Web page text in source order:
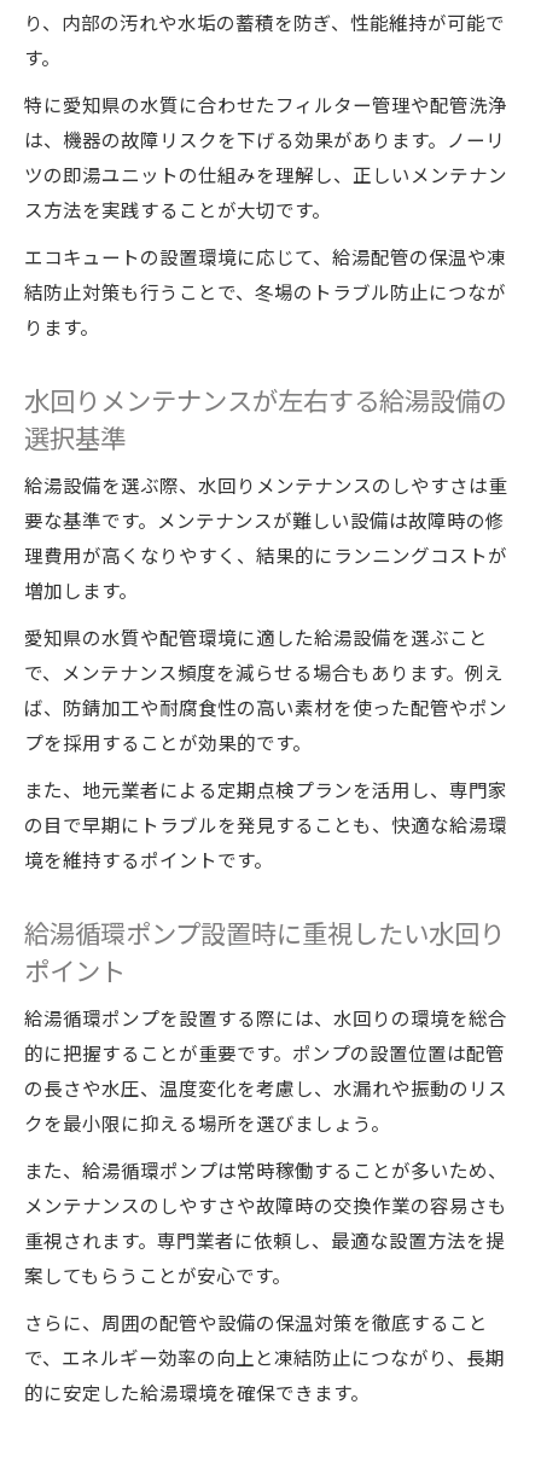
り、内部の汚れや水垢の蓄積を防ぎ、性能維持が可能で
す。
特に愛知県の水質に合わせたフィルター管理や配管洗浄
は、機器の故障リスクを下げる効果があります。ノーリ
ツの即湯ユニットの仕組みを理解し、正しいメンテナン
ス方法を実践することが大切です。
エコキュートの設置環境に応じて、給湯配管の保温や凍
結防止対策も行うことで、冬場のトラブル防止につなが
ります。
水回りメンテナンスが左右する給湯設備の
選択基準
給湯設備を選ぶ際、水回りメンテナンスのしやすさは重
要な基準です。メンテナンスが難しい設備は故障時の修
理費用が高くなりやすく、結果的にランニングコストが
増加します。
愛知県の水質や配管環境に適した給湯設備を選ぶこと
で、メンテナンス頻度を減らせる場合もあります。例え
ば、防錆加工や耐腐食性の高い素材を使った配管やポン
プを採用することが効果的です。
また、地元業者による定期点検プランを活用し、専門家
の目で早期にトラブルを発見することも、快適な給湯環
境を維持するポイントです。
給湯循環ポンプ設置時に重視したい水回り
ポイント
給湯循環ポンプを設置する際には、水回りの環境を総合
的に把握することが重要です。ポンプの設置位置は配管
の長さや水圧、温度変化を考慮し、水漏れや振動のリス
クを最小限に抑える場所を選びましょう。
また、給湯循環ポンプは常時稼働することが多いため、
メンテナンスのしやすさや故障時の交換作業の容易さも
重視されます。専門業者に依頼し、最適な設置方法を提
案してもらうことが安心です。
さらに、周囲の配管や設備の保温対策を徹底すること
で、エネルギー効率の向上と凍結防止につながり、長期
的に安定した給湯環境を確保できます。